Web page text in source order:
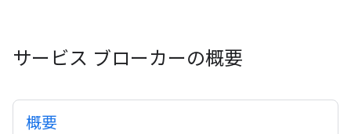
サービス ブローカーの概要
概要